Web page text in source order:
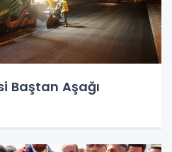
Baştan Aşağı